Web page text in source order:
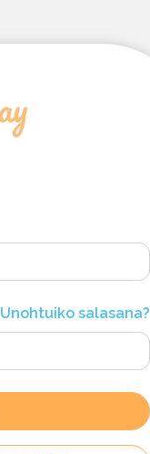
Unohtuiko salasana?